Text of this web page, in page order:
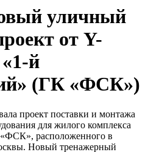
уличный
от Y-
й
(ГК «ФСК»)
проект поставки и монтажа
для жилого комплекса
расположенного в
Новый тренажерный